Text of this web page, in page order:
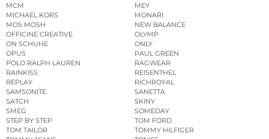
MCM
MEY
MICHAEL KORS
MONARI
MOS MOSH
NEW BALANCE
OFFICINE CREATIVE
OLYMP
ON SCHUHE
ONLY
OPUS
PAUL GREEN
POLO RALPH LAUREN
RAGWEAR
RAINKISS
REISENTHEL
REPLAY
RICHROYAL
SAMSONITE
SANETTA
SATCH
SKINY
SMEG
SOMEDAY
STEP BY STEP
TOM FORD
TOM TAILOR
TOMMY HILFIGER